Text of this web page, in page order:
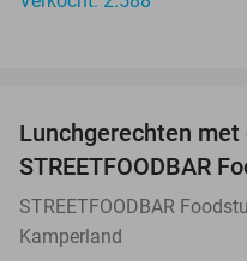
Lunchgerechten
STREETFOODBAR
STREETFOODBAR
Kamperland